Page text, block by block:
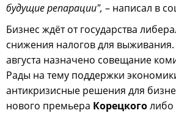
будущие репарации", – написал в
Бизнес ждёт от государства
снижения налогов для выживания.
августа назначено совещание
Рады на тему поддержки
антикризисные решения для
нового премьера Корецкоголибо